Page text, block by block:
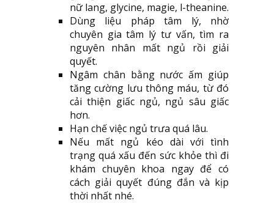
nữ lang, glycine, magie, l-theanine.
Dùng liệu pháp tâm lý, nhờ
chuyên gia tâm lý tư vấn, tìm ra
nguyên nhân mất ngủ rồi giải
quyết.
Ngâm chân bằng nước ấm giúp
tăng cường lưu thông máu, từ đó
cải thiện giấc ngủ, ngủ sâu giấc
hơn.
Hạn chế việc ngủ trưa quá lâu.
Nếu mất ngủ kéo dài với tình
trạng quá xấu đến sức khỏe thì đi
khám chuyên khoa ngay để có
cách giải quyết đúng đắn và kịp
thời nhất nhé.